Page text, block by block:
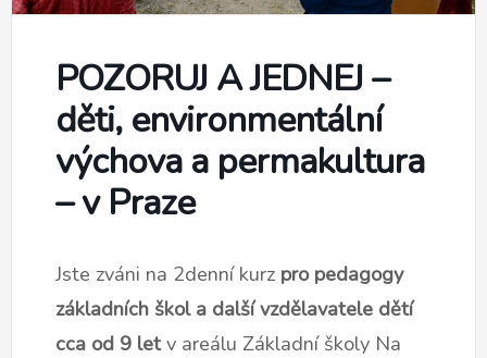
POZORUJ A JEDNEJ –
děti, environmentální
výchova a permakultura
– v Praze
Jste zváni na 2denní kurz pro pedagogy
základních škol a další vzdělavatele dětí
cca od 9 letv areálu Základní školy Na